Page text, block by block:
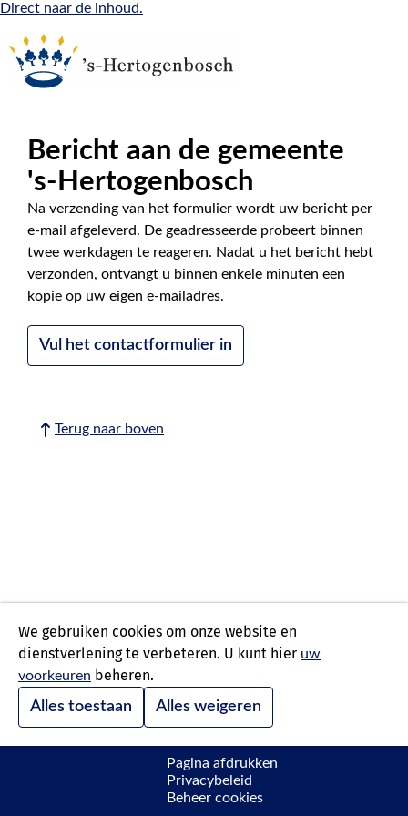
Direct naar de inhoud.
Bericht aan de gemeente
's-Hertogenbosch
Na verzending van het formulier wordt uw bericht per
e-mail afgeleverd. De geadresseerde probeert binnen
twee werkdagen te reageren. Nadat u het bericht hebt
verzonden, ontvangt u binnen enkele minuten een
kopie op uw eigen e-mailadres.
Vul het contactformulier in
Terug naar boven
We gebruiken cookies om onze website en
dienstverlening te verbeteren. U kunt hier uw
voorkeuren beheren.
Alles toestaan Alles weigeren
Pagina afdrukken
Privacybeleid
Beheer cookies